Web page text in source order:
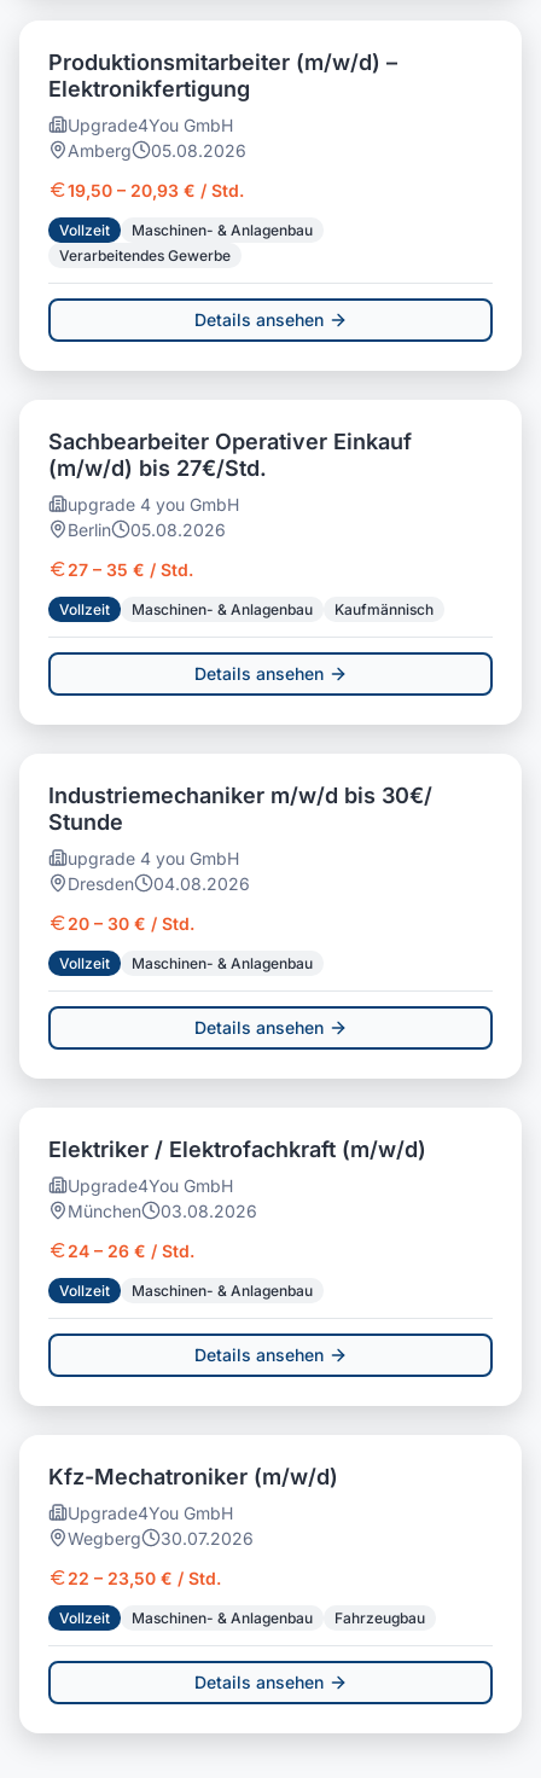
Produktionsmitarbeiter (m/w/d) –
Elektronikfertigung
Upgrade4You GmbH
Amberg
05.08.2026
19,50 – 20,93 € / Std.
Vollzeit
Maschinen- & Anlagenbau
Verarbeitendes Gewerbe
Details ansehen
Sachbearbeiter Operativer Einkauf
(m/w/d) bis 27€/Std.
upgrade 4 you GmbH
Berlin
05.08.2026
27 – 35 € / Std.
Vollzeit Maschinen- & Anlagenbau Kaufmännisch
Details ansehen
Industriemechaniker m/w/d bis 30€/
Stunde
upgrade 4 you GmbH
Dresden
04.08.2026
20 – 30 € / Std.
Vollzeit Maschinen- & Anlagenbau
Details ansehen
Elektriker / Elektrofachkraft (m/w/d)
Upgrade4You GmbH
München
03.08.2026
24 – 26 € / Std.
Vollzeit Maschinen- & Anlagenbau
Details ansehen
Kfz-Mechatroniker (m/w/d)
Upgrade4You GmbH
Wegberg
30.07.2026
22 – 23,50 € / Std.
Vollzeit Maschinen- & Anlagenbau Fahrzeugbau
Details ansehen